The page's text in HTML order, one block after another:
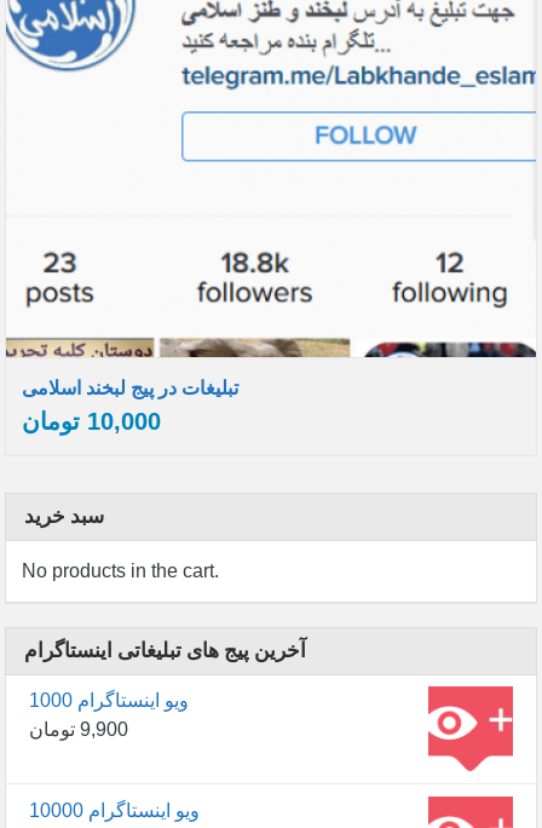
تبلیغات در پیج لبخند اسلامی
10,000 تومان
سبد خرید
No products in the cart.
آخرین پیج های تبلیغاتی اینستاگرام
1000 ویو اینستاگرام
9,900 تومان
10000 ویو اینستاگرام